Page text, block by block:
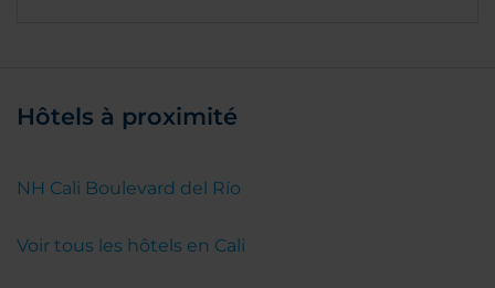
Hôtels à proximité
NH Cali Boulevard del Río
Voir tous les hôtels en Cali